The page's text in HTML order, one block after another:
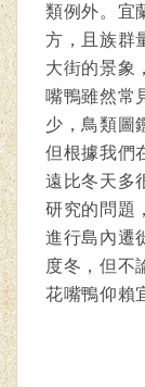
類例外。宜
方，且族群
大街的景象
嘴鴨雖然常
少，鳥類圖
但根據我們
遠比冬天多
研究的問題
進行島內遷
度冬，但不
花嘴鴨仰賴